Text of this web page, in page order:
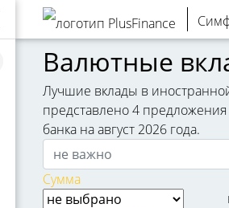
Валютные
Лучшие вклады в
представлено 4
банка на август 2026 года.
Сумма